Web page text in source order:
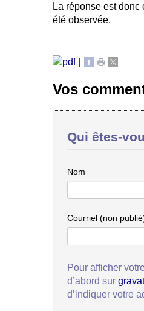
La réponse est
été observée.
|
Vos
Qui êtes-
Nom
Courriel (non
Pour afficher
d’abord sur
d’indiquer votre